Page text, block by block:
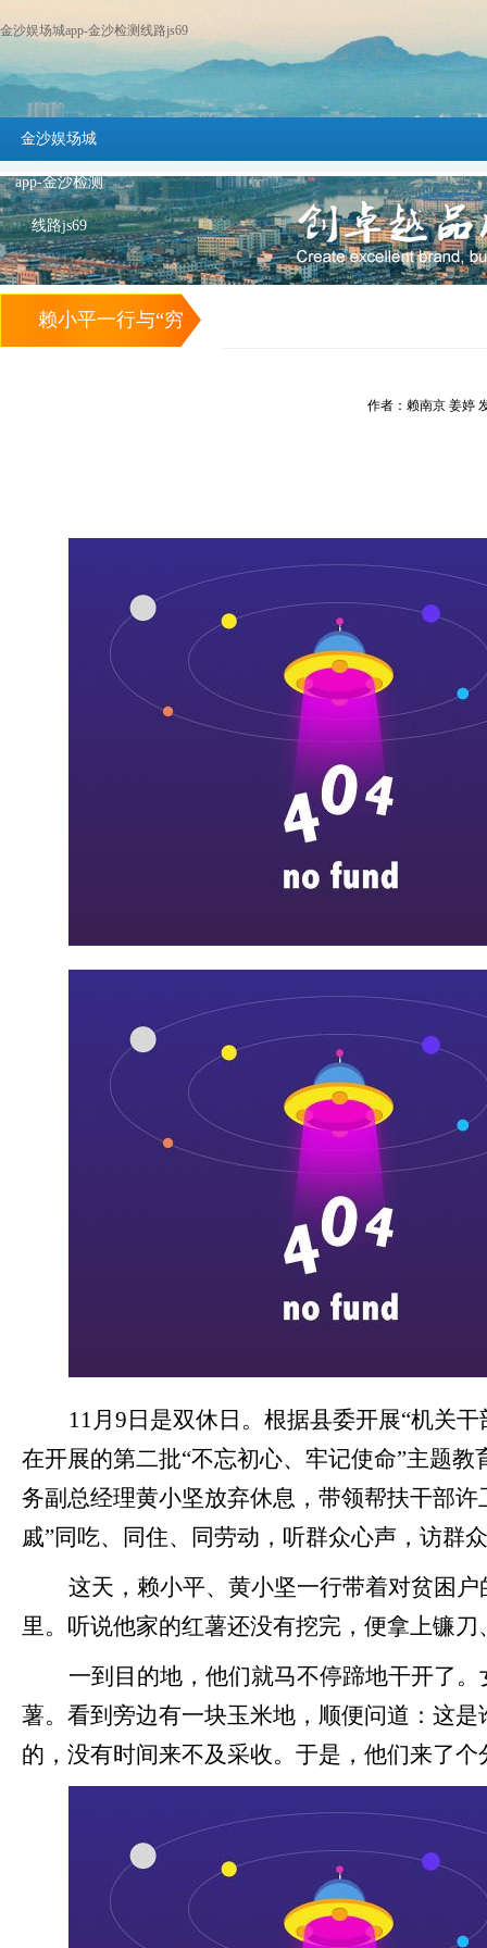
金沙娱场城app-金沙检测线路js69
金沙娱场城
app-金沙检测
线路js69
赖小平一行与“穷
作者：赖南京 姜婷
11月 9 日是双休日。根据县委开展“机关
在开展的第二批“不忘初心、牢记使命”主题
务副总经理黄小坚放弃休息，带领帮扶干部
戚”同吃、同住、同劳动，听群众心声，访群
这天，赖小平、黄小坚一行带着对贫困
里。听说他家的红薯还没有挖完，便拿上镰
一到目的地，他们就马不停蹄地干开了
薯。看到旁边有一块玉米地，顺便问道：这
的，没有时间来不及采收。于是，他们来了